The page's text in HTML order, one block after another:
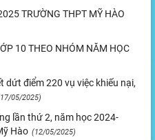
TRƯỜNG THPT MỸ HÀO
10 THEO NHÓM NĂM HỌC
dứt điểm 220 vụ việc khiếu nại,
05/2025)
lần thứ 2, năm học 2024-
Hào (12/05/2025)